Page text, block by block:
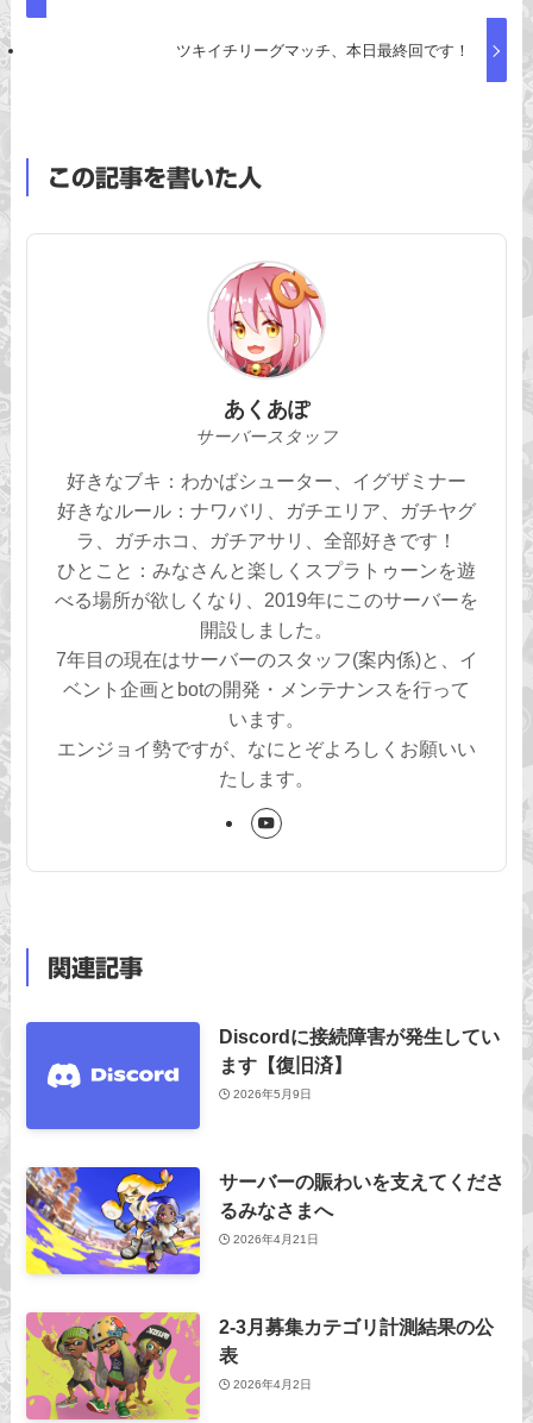
ツキイチリーグマッチ、本日最終回です！
この記事を書いた人
あくあぽ
サーバースタッフ
好きなブキ：わかばシューター、イグザミナー
好きなルール：ナワバリ、ガチエリア、ガチヤグ
ラ、ガチホコ、ガチアサリ、全部好きです！
ひとこと：みなさんと楽しくスプラトゥーンを遊
べる場所が欲しくなり、2019年にこのサーバーを
開設しました。
7年目の現在はサーバーのスタッフ(案内係)と、イ
ベント企画とbotの開発・メンテナンスを行って
います。
エンジョイ勢ですが、なにとぞよろしくお願いい
たします。
関連記事
Discordに接続障害が発生してい
ます【復旧済】
2026年5月9日
サーバーの賑わいを支えてくださ
るみなさまへ
2026年4月21日
2-3月募集カテゴリ計測結果の公
表
2026年4月2日